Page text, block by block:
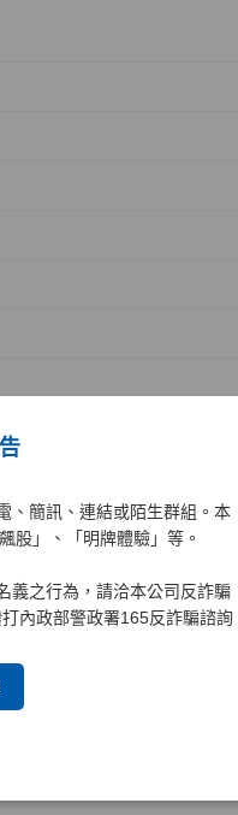
、簡訊、連結或陌生群組。本
股」、「明牌體驗」等。
義之行為，請洽本公司反詐騙
內政部警政署165反詐騙諮詢